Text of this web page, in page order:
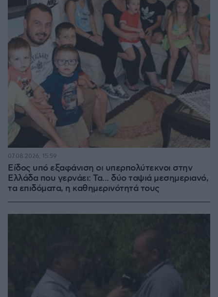
Είδος υπό εξαφάνιση οι υπερπολύτεκνοι στην
Ελλάδα που γερνάει: Τα... δύο ταψιά μεσημεριανό,
τα επιδόματα, η καθημερινότητά τους
07.08.2026, 15:59